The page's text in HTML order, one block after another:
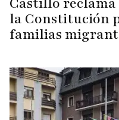
la Constitución
familias